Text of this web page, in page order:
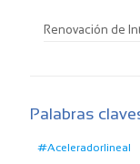
Renovación de
Palabras
#Aceleradorlineal